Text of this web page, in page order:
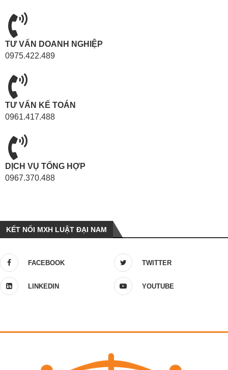
TƯ VẤN DOANH NGHIỆP
0975.422.489
TƯ VẤN KẾ TOÁN
0961.417.488
DỊCH VỤ TỔNG HỢP
0967.370.488
KẾT NỐI MXH LUẬT ĐẠI NAM
FACEBOOK TWITTER
LINKEDIN YOUTUBE